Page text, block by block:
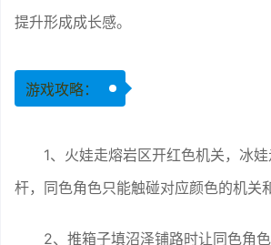
提升形成成长感。
游戏攻略：
1、火娃走熔岩区开红色机关，冰
杆，同色角色只能触碰对应颜色的机关
2、推箱子填沼泽铺路时让同色角